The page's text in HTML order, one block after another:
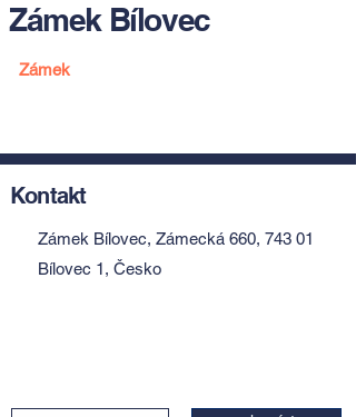
Zámek Bílovec
Zámek
Kontakt
Zámek Bílovec, Zámecká 660, 743 01
Bílovec 1, Česko